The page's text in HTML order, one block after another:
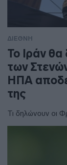
ΔΙΕΘΝΗ
To Ιράν θα
των
ΗΠΑ
της
Τι δηλώνουν οι